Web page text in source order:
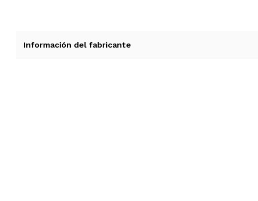
Información del fabricante